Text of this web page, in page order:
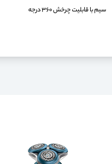
سیم با قابلیت چرخش ۳۶۰ درجه